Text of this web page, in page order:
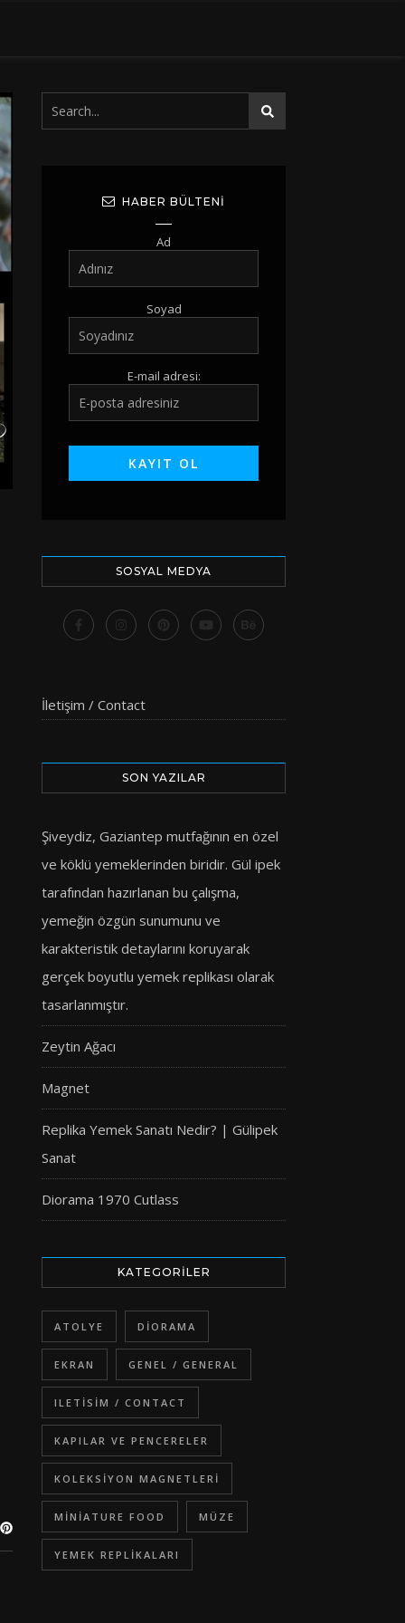
HABER BÜLTENI
Ad
Soyad
E-mail adresi:
SOSYAL MEDYA
İletişim / Contact
SON YAZILAR
Şiveydiz, Gaziantep mutfağının en özel
ve köklü yemeklerinden biridir. Gül ipek
tarafından hazırlanan bu çalışma,
yemeğin özgün sunumunu ve
karakteristik detaylarını koruyarak
gerçek boyutlu yemek replikası olarak
tasarlanmıştır.
Zeytin Ağacı
Magnet
Replika Yemek Sanatı Nedir? | Gülipek
Sanat
Diorama 1970 Cutlass
KATEGORILER
ATOLYE DIORAMA
EKRAN GENEL / GENERAL
ILETISIM / CONTACT
KAPILAR VE PENCERELER
KOLEKSIYON MAGNETLERI
MINIATURE FOOD MÜZE
YEMEK REPLIKALARI